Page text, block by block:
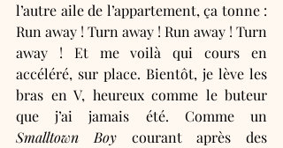
l’autre aile de l’appartement, ça tonne :
Run away ! Turn away ! Run away ! Turn
away ! Et me voilà qui cours en
accéléré, sur place. Bientôt, je lève les
bras en V, heureux comme le buteur
Smalltown Boy courant après des